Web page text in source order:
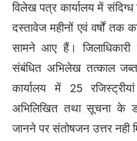
विलेख पत्र कार्यालय में
दस्तावेज महीनों एवं वर्षों तक
सामने आए हैं।
संबंधित अभिलेख तत्काल
कार्यालय में 25
अभिलिखित तथा सूचना के
जानने पर संतोषजन उत्तर नही